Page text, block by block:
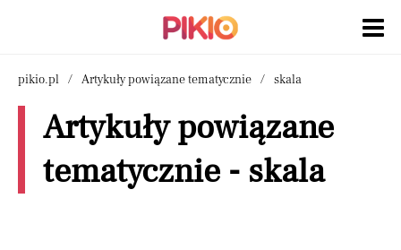
pikio.pl Artykuły powiązane tematycznie skala
Artykuły powiązane
tematycznie - skala